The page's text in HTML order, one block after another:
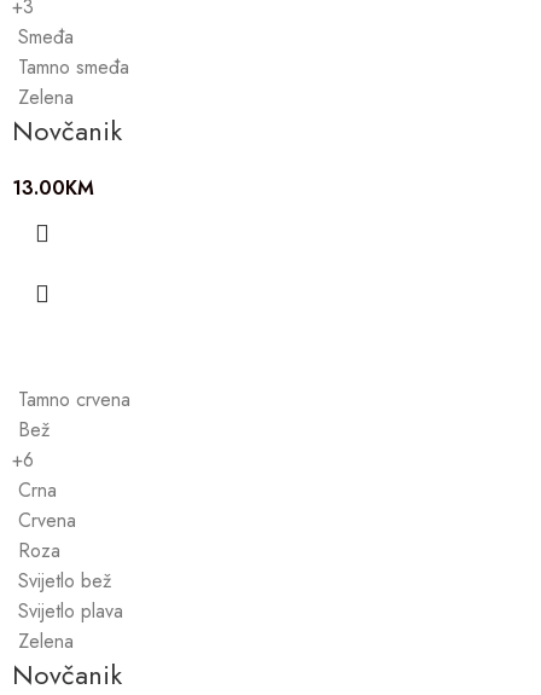
+3
Smeđa
Tamno smeđa
Zelena
Novčanik
13.00KM
Tamno crvena
Bež
+6
Crna
Crvena
Roza
Svijetlo bež
Svijetlo plava
Zelena
Novčanik